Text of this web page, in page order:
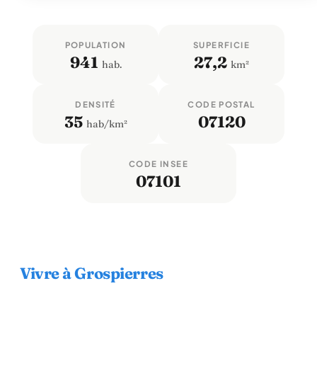
POPULATION
941 hab.
SUPERFICIE
27,2 km²
DENSITÉ
35 hab/km²
CODE POSTAL
07120
CODE INSEE
07101
Vivre à Grospierres